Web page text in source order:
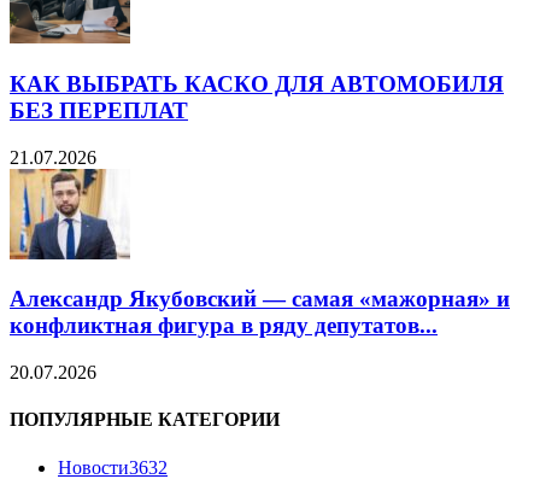
КАК ВЫБРАТЬ КАСКО ДЛЯ АВТОМОБИЛЯ
БЕЗ ПЕРЕПЛАТ
21.07.2026
Александр Якубовский — самая «мажорная» и
конфликтная фигура в ряду депутатов...
20.07.2026
ПОПУЛЯРНЫЕ КАТЕГОРИИ
Новости3632